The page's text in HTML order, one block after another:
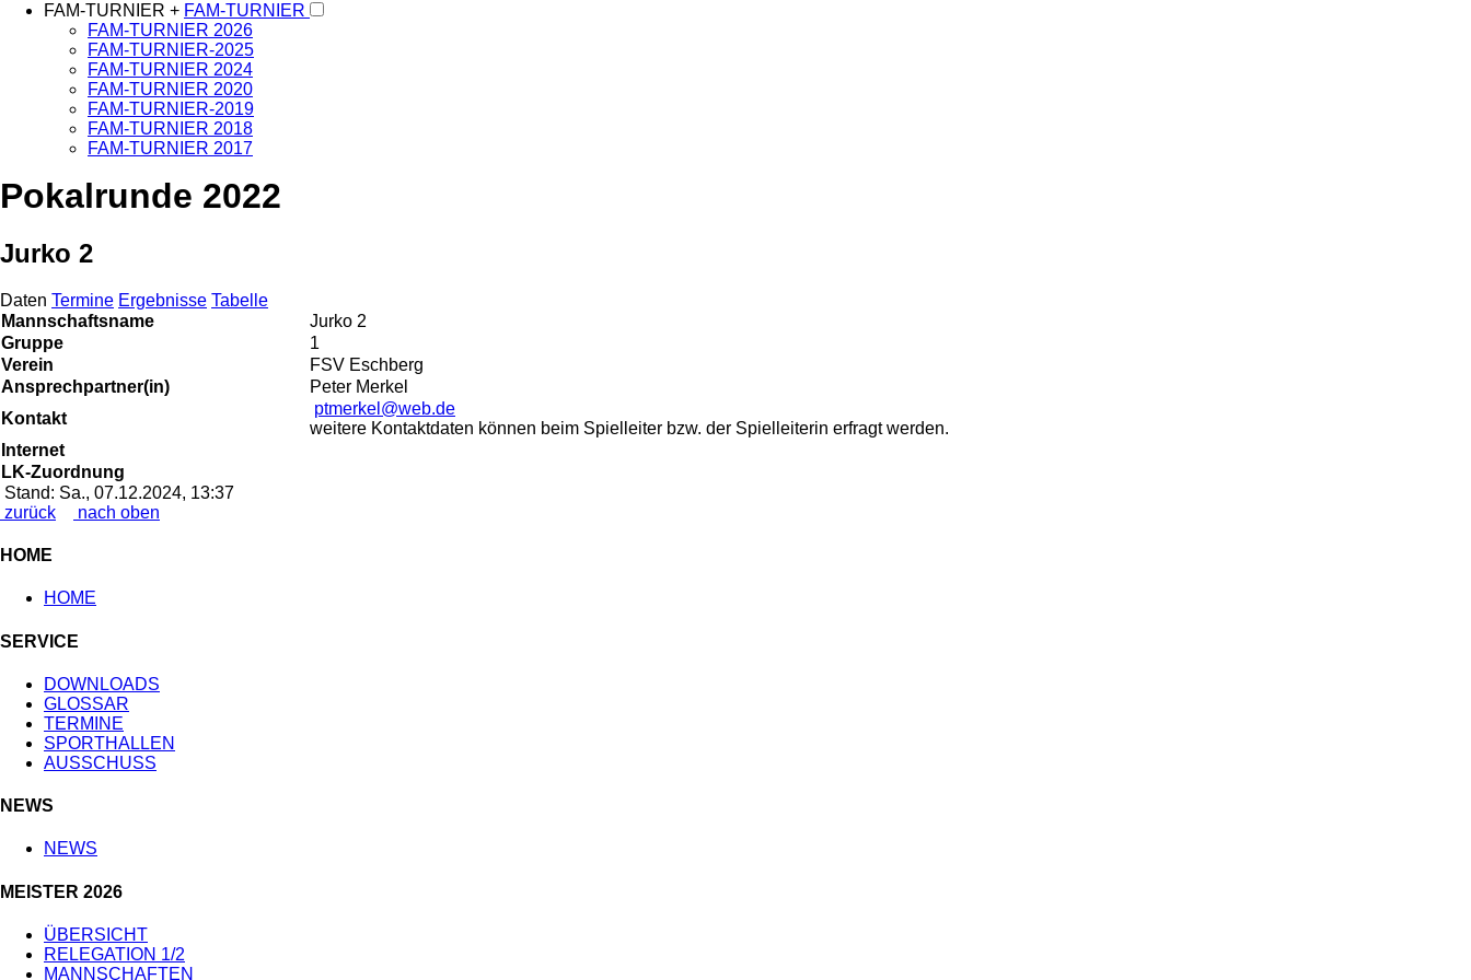
FAM-TURNIER + FAM-TURNIER
FAM-TURNIER 2026
FAM-TURNIER-2025
FAM-TURNIER 2024
FAM-TURNIER 2020
FAM-TURNIER-2019
FAM-TURNIER 2018
FAM-TURNIER 2017
Pokalrunde 2022
Jurko 2
Daten Termine Ergebnisse Tabelle
Mannschaftsname
Jurko 2
Gruppe
1
Verein
FSV Eschberg
Ansprechpartner(in)
Peter Merkel
Kontakt
ptmerkel@web.de
weitere Kontaktdaten können beim Spielleiter bzw. der Spielleiterin erfragt werden.
Internet
LK-Zuordnung
Stand: Sa., 07.12.2024, 13:37
zurück
nach oben
HOME
HOME
SERVICE
DOWNLOADS
GLOSSAR
TERMINE
SPORTHALLEN
AUSSCHUSS
NEWS
NEWS
MEISTER 2026
ÜBERSICHT
RELEGATION 1/2
MANNSCHAFTEN